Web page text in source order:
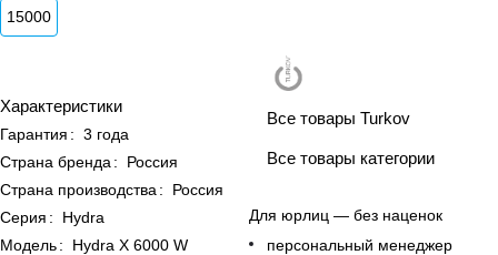
15000
Характеристики
Гарантия : 3 года
Страна бренда :
Россия
Страна производства :
Россия
Серия :
Hydra
Модель:
Hydra X 6000 W
Все товары Turkov
Все товары категории
Для юрлиц — без наценок
персональный менеджер